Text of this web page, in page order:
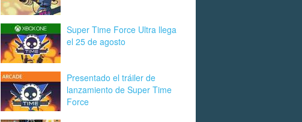
Super Time Force Ultra llega
el 25 de agosto
Presentado el tráiler de
lanzamiento de Super Time
Force